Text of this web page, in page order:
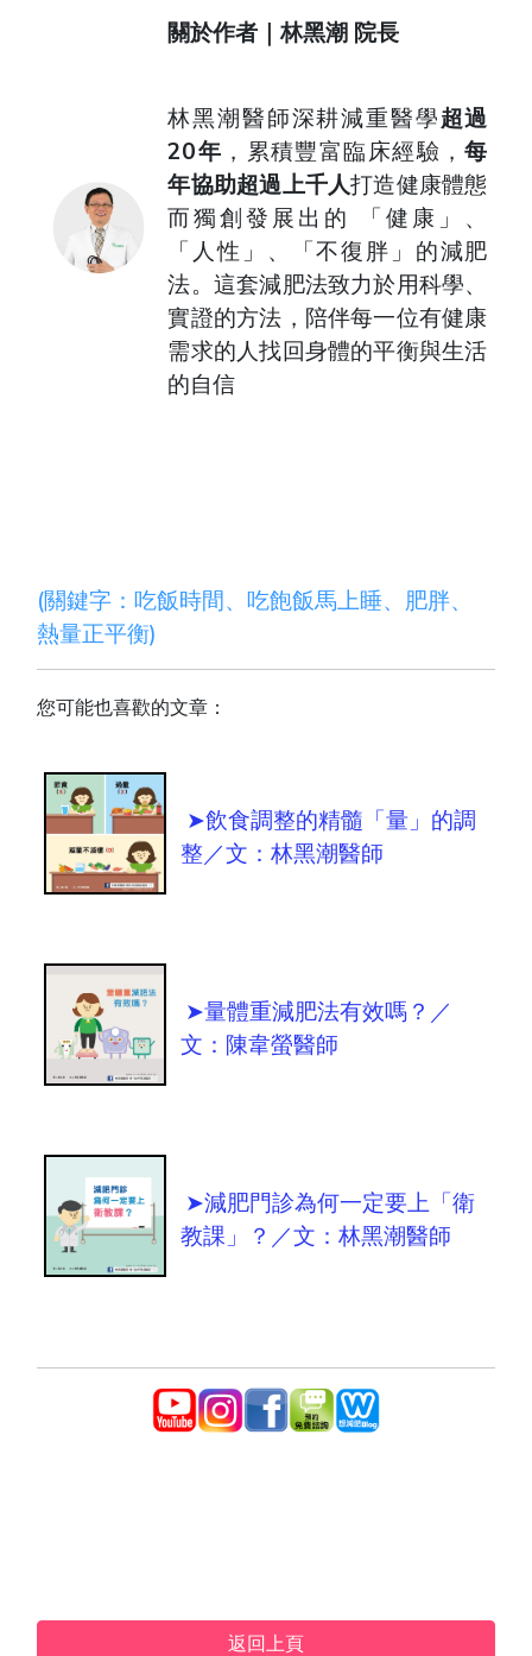
關於作者｜林黑潮 院長
林黑潮醫師深耕減重醫學超過
20年 ，累積豐富臨床經驗，每
年協助超過上千人打造健康體態
而獨創發展出的 「健康」、
「人性」、「不復胖」的減肥
法。這套減肥法致力於用科學、
實證的方法，陪伴每一位有健康
需求的人找回身體的平衡與生活
的自信
(關鍵字：吃飯時間、吃飽飯馬上睡、 肥胖、
熱量正平衡)
您可能也喜歡的文章：
➤飲食調整的精髓「量」的調
整／文：林黑潮醫師
➤量體重減肥法有效嗎？／
文：陳韋螢醫師
➤減肥門診為何一定要上「衛
教課」？／文：林黑潮醫師
返回上頁